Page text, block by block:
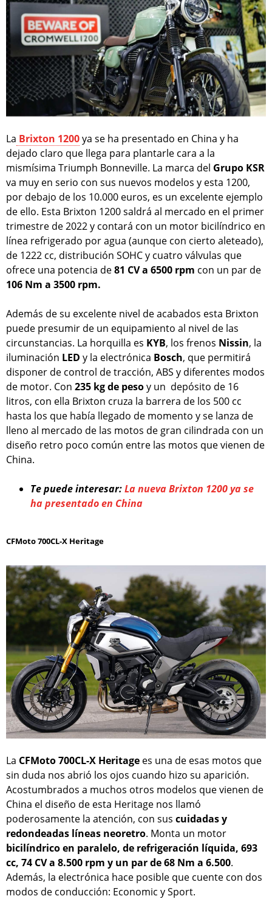
La Brixton 1200ya se ha presentado en China y ha
dejado claro que llega para plantarle cara a la
mismísima Triumph Bonneville. La marca del Grupo KSR
va muy en serio con sus nuevos modelos y esta 1200,
por debajo de los 10.000 euros, es un excelente ejemplo
de ello. Esta Brixton 1200 saldrá al mercado en el primer
trimestre de 2022 y contará con un motor bicilíndrico en
línea refrigerado por agua (aunque con cierto aleteado),
de 1222 cc, distribución SOHC y cuatro válvulas que
ofrece una potencia de81 CV a 6500 rpm con un par de
106 Nm a 3500 rpm.
Además de su excelente nivel de acabados esta Brixton
puede presumir de un equipamiento al nivel de las
circunstancias. La horquilla es KYB, los frenos Nissin, la
iluminación LED y la electrónica Bosch, que permitirá
disponer de control de tracción, ABS y diferentes modos
de motor. Con 235 kg de pesoy un depósito de 16
litros, con ella Brixton cruza la barrera de los 500 cc
hasta los que había llegado de momento y se lanza de
lleno al mercado de las motos de gran cilindrada con un
diseño retro poco común entre las motos que vienen de
China.
Te puede interesar:La nueva Brixton 1200 ya se
ha presentado en China
CFMoto 700CL-X Heritage
La CFMoto 700CL-X Heritage es una de esas motos que
sin duda nos abrió los ojos cuando hizo su aparición.
Acostumbrados a muchos otros modelos que vienen de
China el diseño de esta Heritage nos llamó
poderosamente la atención, con sus cuidadas y
redondeadas líneas neoretro. Monta un motor
bicilíndrico en paralelo, de refrigeración líquida, 693
cc, 74 CV a 8.500 rpm y un par de 68 Nm a 6.500.
Además, la electrónica hace posible que cuente con dos
modos de conducción: Economic y Sport.